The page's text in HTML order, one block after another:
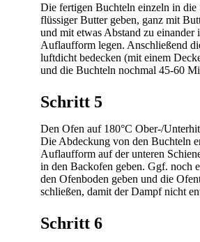
Die fertigen Buchteln einzeln in die
flüssiger Butter geben, ganz mit
und mit etwas Abstand zu einander
Auflaufform legen. Anschließend
luftdicht bedecken (mit einem
und die Buchteln nochmal 45-60
Schritt 5
Den Ofen auf 180°C Ober-/
Die Abdeckung von den Buchteln
Auflaufform auf der unteren
in den Backofen geben. Ggf. noch
den Ofenboden geben und die
schließen, damit der Dampf nicht
Schritt 6